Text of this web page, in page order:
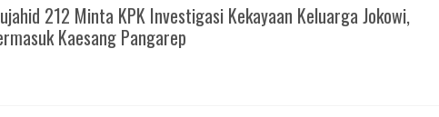
212 Minta KPK Investigasi Kekayaan Keluarga Jokowi,
Kaesang Pangarep